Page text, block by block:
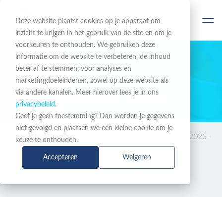
Deze website plaatst cookies op je apparaat om
inzicht te krijgen in het gebruik van de site en om je
voorkeuren te onthouden. We gebruiken deze
informatie om de website te verbeteren, de inhoud
beter af te stemmen, voor analyses en
marketingdoeleindenen, zowel op deze website als
via andere kanalen. Meer hierover lees je in ons
privacybeleid .
Geef je geen toestemming? Dan worden je gegevens
niet gevolgd en plaatsen we een kleine cookie om je
keuze te onthouden.
Accepteren Weigeren
BLIJF OP DE HOOGTE
Nieuws & Acties
Nieuws
& Acties
Event: Cybersecurity Live 2026 -
Houd je klant uit de krant!